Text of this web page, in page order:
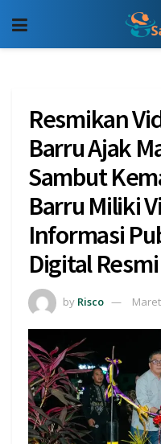
Resmikan
Barru Ajak
Sambut
Barru Miliki
Informasi
Digital
by Risco